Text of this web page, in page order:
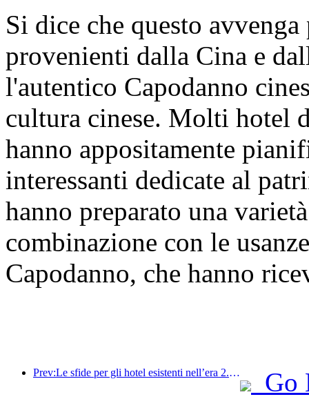
Si dice che questo
provenienti dalla Cina e
l'autentico Capodanno
cultura cinese. Molti hotel
hanno appositamente
interessanti dedicate al
hanno preparato una
combinazione con le
Capodanno, che hanno
Prev:Le sfide per gli hotel esistenti nell’era 2.0: l’upgrading è il fulcro, la vera innovazione di valore
Go